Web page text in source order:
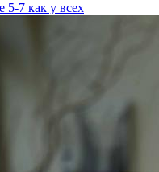
5-7 как у всех